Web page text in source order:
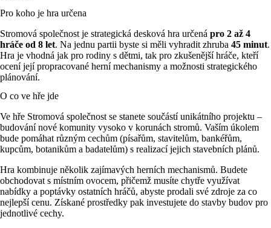
Pro koho je hra určena
Stromová společnost je strategická desková hra určená pro 2 až 4
hráče od 8 let. Na jednu partii byste si měli vyhradit zhruba 45 minut.
Hra je vhodná jak pro rodiny s dětmi, tak pro zkušenější hráče, kteří
ocení její propracované herní mechanismy a možnosti strategického
plánování.
O co ve hře jde
Ve hře Stromová společnost se stanete součástí unikátního projektu –
budování nové komunity vysoko v korunách stromů. Vaším úkolem
bude pomáhat různým cechům (písařům, stavitelům, bankéřům,
kupcům, botanikům a badatelům) s realizací jejich stavebních plánů.
Hra kombinuje několik zajímavých herních mechanismů. Budete
obchodovat s místním ovocem, přičemž musíte chytře využívat
nabídky a poptávky ostatních hráčů, abyste prodali své zdroje za co
nejlepší cenu. Získané prostředky pak investujete do stavby budov pro
jednotlivé cechy.